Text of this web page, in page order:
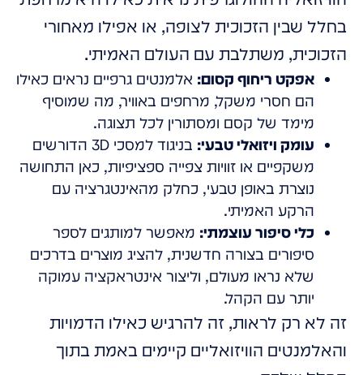
בחלל שבין הזכוכית לצופה, או אפילו מאחורי
הזכוכית, משתלבת עם העולם האמיתי.
אפקט ריחוף קסום: אלמנטים גרפיים נראים כאילו
הם חסרי משקל, מרחפים באוויר, מה שמוסיף
מימד של קסם ומסתורין לכל תצוגה.
עומק ויזואלי טבעי:
בניגוד למסכי 3D הדורשים
משקפיים או זוויות צפייה ספציפיות, כאן התחושה
נוצרת באופן טבעי, כחלק מהאינטגרציה עם
הרקע האמיתי.
כלי סיפור עוצמתי: מאפשר למותגים לספר
סיפורים בצורה חדשנית, להציג מוצרים בדרכים
שלא נראו מעולם, וליצור אינטראקציה עמוקה
יותר עם הקהל.
זה לא רק לראות, זה להרגיש כאילו הדמויות
והאלמנטים הוויזואליים קיימים באמת בתוך